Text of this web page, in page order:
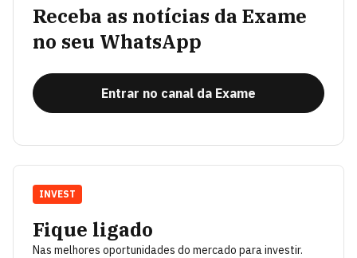
Receba as notícias da Exame
no seu WhatsApp
Entrar no canal da Exame
Fique ligado
Nas melhores oportunidades do mercado para investir.
INVEST